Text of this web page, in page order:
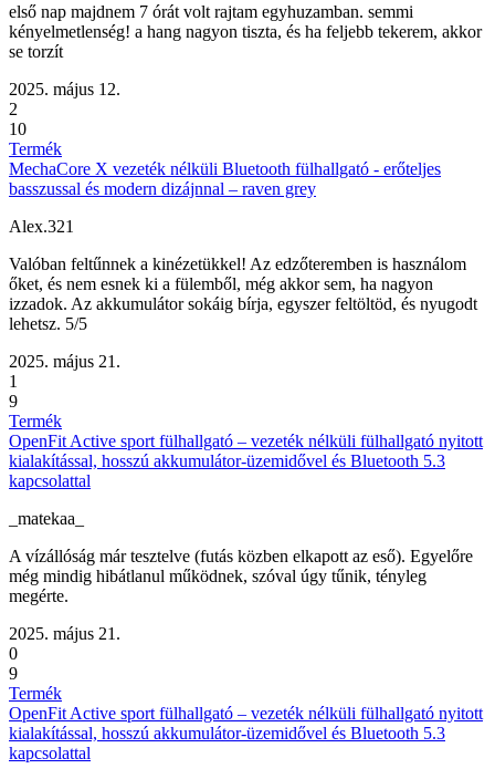
első nap majdnem 7 órát volt rajtam egyhuzamban. semmi
kényelmetlenség! a hang nagyon tiszta, és ha feljebb tekerem, akkor
se torzít
2025. május 12.
2
10
Termék
MechaCore X vezeték nélküli Bluetooth fülhallgató - erőteljes
basszussal és modern dizájnnal – raven grey
Alex.321
Valóban feltűnnek a kinézetükkel! Az edzőteremben is használom
őket, és nem esnek ki a fülemből, még akkor sem, ha nagyon
izzadok. Az akkumulátor sokáig bírja, egyszer feltöltöd, és nyugodt
lehetsz. 5/5
2025. május 21.
1
9
Termék
OpenFit Active sport fülhallgató – vezeték nélküli fülhallgató nyitott
kialakítással, hosszú akkumulátor-üzemidővel és Bluetooth 5.3
kapcsolattal
_matekaa_
A vízállóság már tesztelve (futás közben elkapott az eső). Egyelőre
még mindig hibátlanul működnek, szóval úgy tűnik, tényleg
megérte.
2025. május 21.
0
9
Termék
OpenFit Active sport fülhallgató – vezeték nélküli fülhallgató nyitott
kialakítással, hosszú akkumulátor-üzemidővel és Bluetooth 5.3
kapcsolattal